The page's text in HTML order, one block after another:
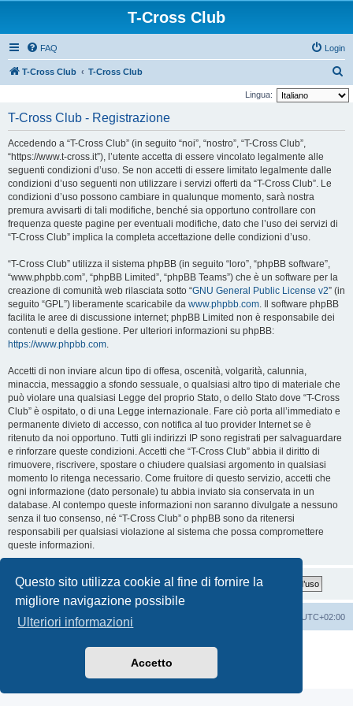
Questo sito utilizza cookie al fine di fornire la
migliore navigazione possibile
Ulteriori informazioni
Accetto
T-Cross Club
FAQ Login
T-Cross Club T-Cross Club
e
Lingua:
T-Cross Club - Registrazione
Accedendo a “T-Cross Club” (in seguito “noi”, “nostro”, “T-Cross Club”,
“https://www.t-cross.it”), l’utente accetta di essere vincolato legalmente alle
seguenti condizioni d’uso. Se non accetti di essere limitato legalmente dalle
condizioni d’uso seguenti non utilizzare i servizi offerti da “T-Cross Club”. Le
condizioni d’uso possono cambiare in qualunque momento, sarà nostra
premura avvisarti di tali modifiche, benché sia opportuno controllare con
frequenza queste pagine per eventuali modifiche, dato che l’uso dei servizi di
“T-Cross Club” implica la completa accettazione delle condizioni d’uso.
“T-Cross Club” utilizza il sistema phpBB (in seguito “loro”, “phpBB software”,
“www.phpbb.com”, “phpBB Limited”, “phpBB Teams”) che è un software per la
creazione di comunità web rilasciata sotto “GNU General Public License v2” (in
seguito “GPL”) liberamente scaricabile da www.phpbb.com. Il software phpBB
facilita le aree di discussione internet; phpBB Limited non è responsabile dei
contenuti e della gestione. Per ulteriori informazioni su phpBB:
https://www.phpbb.com.
Accetti di non inviare alcun tipo di offesa, oscenità, volgarità, calunnia,
minaccia, messaggio a sfondo sessuale, o qualsiasi altro tipo di materiale che
può violare una qualsiasi Legge del proprio Stato, o dello Stato dove “T-Cross
Club” è ospitato, o di una Legge internazionale. Fare ciò porta all’immediato e
permanente divieto di accesso, con notifica al tuo provider Internet se è
ritenuto da noi opportuno. Tutti gli indirizzi IP sono registrati per salvaguardare
e rinforzare queste condizioni. Accetti che “T-Cross Club” abbia il diritto di
rimuovere, riscrivere, spostare o chiudere qualsiasi argomento in qualsiasi
momento lo ritenga necessario. Come fruitore di questo servizio, accetti che
ogni informazione (dato personale) tu abbia inviato sia conservata in un
database. Al contempo queste informazioni non saranno divulgate a nessuno
senza il tuo consenso, né “T-Cross Club” o phpBB sono da ritenersi
responsabili per qualsiasi violazione al sistema che possa compromettere
queste informazioni.
T-Cross Club T-Cross Club UTC+02:00
Traduzione Italiana